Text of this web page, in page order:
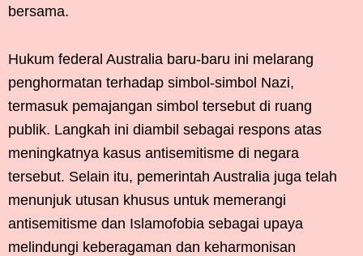
bersama.
Hukum federal Australia baru-baru ini melarang
penghormatan terhadap simbol-simbol Nazi,
termasuk pemajangan simbol tersebut di ruang
publik. Langkah ini diambil sebagai respons atas
meningkatnya kasus antisemitisme di negara
tersebut. Selain itu, pemerintah Australia juga telah
menunjuk utusan khusus untuk memerangi
antisemitisme dan Islamofobia sebagai upaya
melindungi keberagaman dan keharmonisan